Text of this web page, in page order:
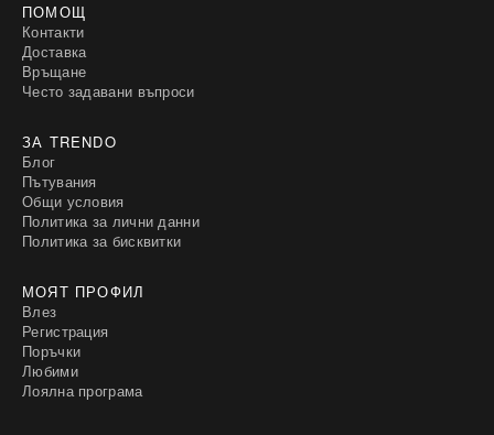
ПОМОЩ
Контакти
Доставка
Връщане
Често задавани въпроси
ЗА TRENDO
Блог
Пътувания
Общи условия
Политика за лични данни
Политика за бисквитки
МОЯТ ПРОФИЛ
Влез
Регистрация
Поръчки
Любими
Лоялна програма